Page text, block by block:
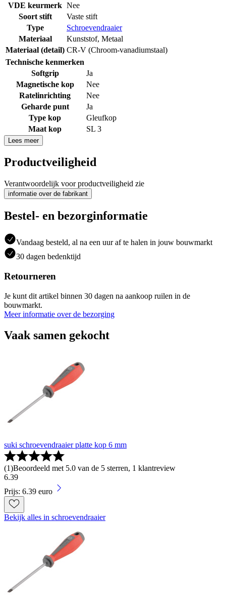
VDE keurmerk Nee
Soort stift
Vaste stift
Type
Schroevendraaier
Materiaal
Kunststof, Metaal
Materiaal (detail) CR-V (Chroom-vanadiumstaal)
Technische kenmerken
Softgrip
Ja
Magnetische kop
Nee
Ratelinrichting
Nee
Geharde punt
Ja
Type kop
Gleufkop
Maat kop
SL 3
Lees meer
Productveiligheid
Verantwoordelijk voor productveiligheid zie
informatie over de fabrikant
Bestel- en bezorginformatie
Vandaag besteld, al na een uur af te halen in jouw bouwmarkt
30 dagen bedenktijd
Retourneren
Je kunt dit artikel binnen 30 dagen na aankoop ruilen in de
bouwmarkt.
Meer informatie over de bezorging
Vaak samen gekocht
suki schroevendraaier platte kop 6 mm
(1)Beoordeeld met 5.0 van de 5 sterren, 1 klantreview
6.39
Prijs: 6.39 euro
Bekijk alles in schroevendraaier